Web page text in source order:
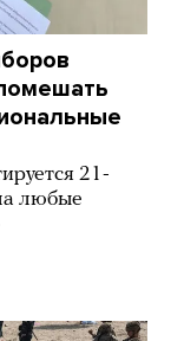
21-
любые